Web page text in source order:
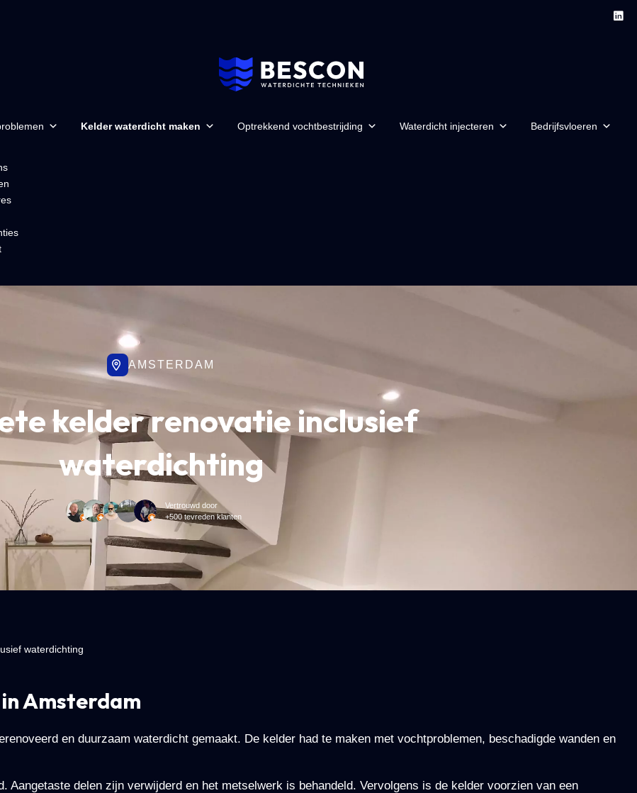
Kelder waterdicht maken Optrekkend vochtbestrijding Waterdicht injecteren Bedrijfsvloeren
AMSTERDAM
kelder renovatie inclusief
waterdichting
Vertrouwd door
+500 tevreden klanten
waterdichting
Amsterdam
en duurzaam waterdicht gemaakt. De kelder had te maken met vochtproblemen, beschadigde wanden en
Aangetaste delen zijn verwijderd en het metselwerk is behandeld. Vervolgens is de kelder voorzien van een